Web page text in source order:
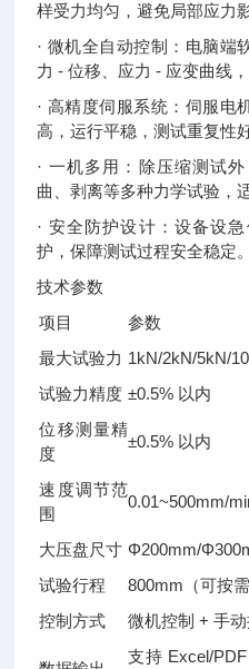
样受力均匀，避免局部应力
· 微机全自动控制：电脑端
力 - 位移、应力 - 应变曲线
· 高精度伺服系统：伺服电
高，运行平稳，测试重复性好
· 一机多用：除压缩测试
曲、剥离等多种力学试验，
· 安全防护设计：设备设
护，保障测试过程安全稳定。
技术参数
项目
参数
最大试验力 1kN/2kN/5kN/
试验力精度 ±0.5% 以内
位移测量精
度
±0.5% 以内
速度调节范
围
0.01~500mm/
大压盘尺寸 Φ200mm/
试验行程
800mm（可按需
控制方式
微机控制 + 手
支持 Excel/